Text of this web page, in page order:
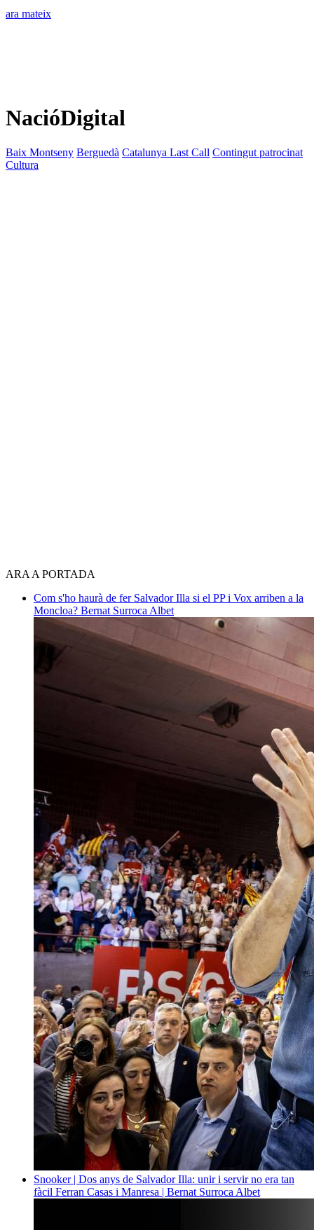
ara mateix
NacióDigital
Baix Montseny Berguedà Catalunya Last Call Contingut patrocinat
Cultura
ARA A PORTADA
Com s'ho haurà de fer Salvador Illa si el PP i Vox arriben a la
Moncloa? Bernat Surroca Albet
Snooker | Dos anys de Salvador Illa: unir i servir no era tan
fàcil Ferran Casas i Manresa | Bernat Surroca Albet